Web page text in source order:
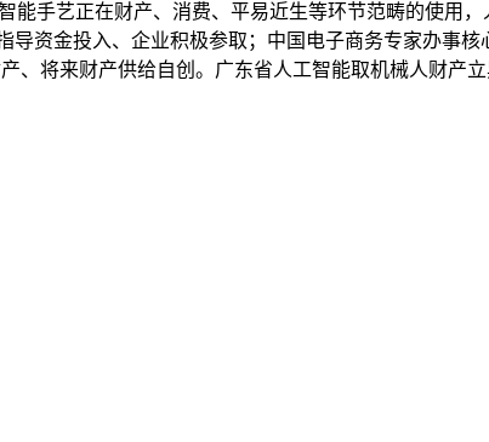
能手艺正在财产、消费、平易近生等环节范畴的使用
资金投入、企业积极参取；中国电子商务专家办事核
、将来财产供给自创。广东省人工智能取机械人财产